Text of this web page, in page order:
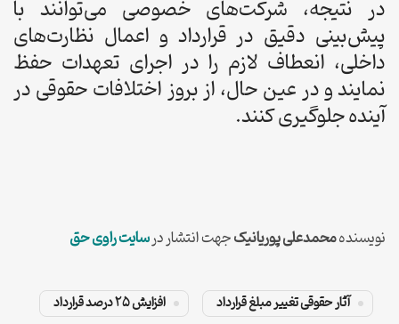
در نتیجه، شرکت‌های خصوصی می‌توانند با
پیش‌بینی دقیق در قرارداد و اعمال نظارت‌های
داخلی، انعطاف لازم را در اجرای تعهدات حفظ
نمایند و در عین حال، از بروز اختلافات حقوقی در
آینده جلوگیری کنند.
نویسندهمحمدعلی پوریانیکجهت انتشار در سایت راوی حق
آثار حقوقی تغییر مبلغ قرارداد
افزایش 25 درصد قرارداد